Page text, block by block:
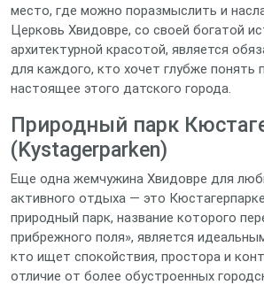
место, где можно поразмыслить и
Церковь Хвидовре, со своей богатой
архитектурной красотой, является
для каждого, кто хочет глубже понять
настоящее этого датского города.
Природный парк
(Kystagerparken)
Еще одна жемчужина Хвидовре для
активного отдыха — это
природный парк, название которого
прибрежного поля», является
кто ищет спокойствия, простора и
отличие от более обустроенных